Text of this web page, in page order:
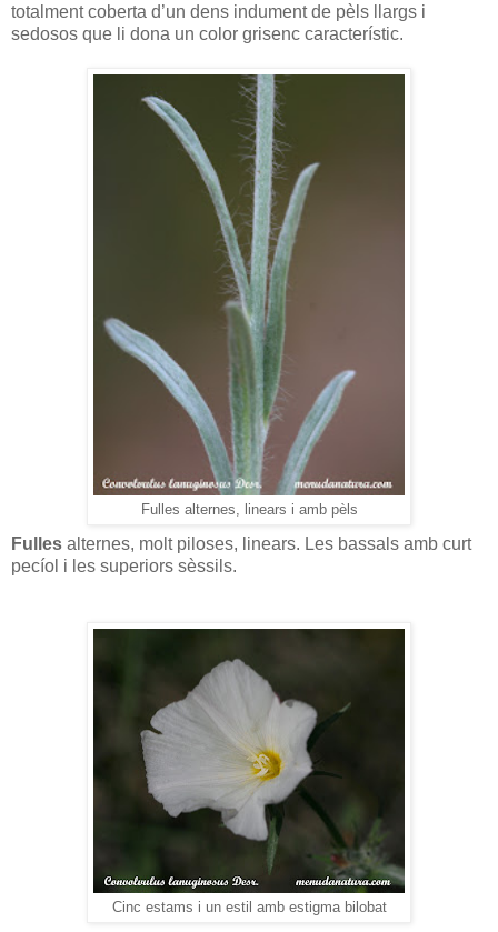
totalment coberta d’un dens indument de pèls llargs i
sedosos que li dona un color grisenc característic.
Fulles alternes, linears i amb pèls
Fulles alternes, molt piloses, linears. Les bassals amb curt
pecíol i les superiors sèssils.
Cinc estams i un estil amb estigma bilobat